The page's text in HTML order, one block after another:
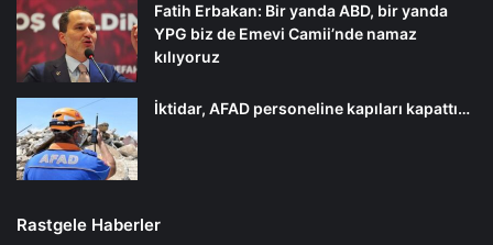
Fatih Erbakan: Bir yanda ABD, bir yanda
YPG biz de Emevi Camii’nde namaz
kılıyoruz
İktidar, AFAD personeline kapıları kapattı…
Rastgele Haberler